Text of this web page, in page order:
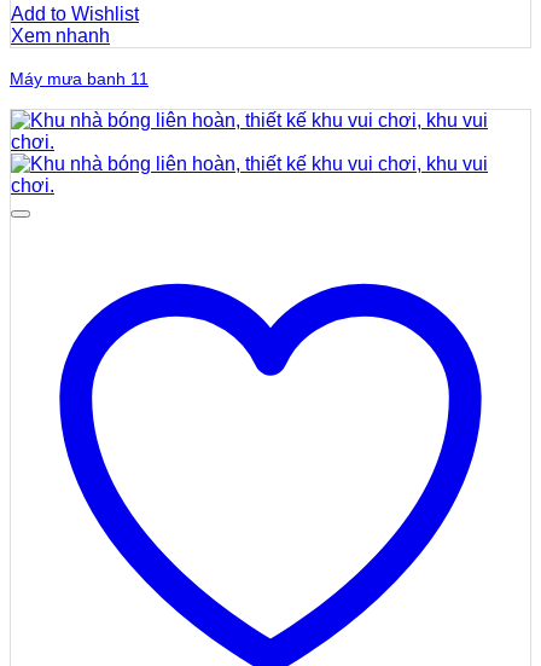
Add to Wishlist
Xem nhanh
Máy mưa banh 11